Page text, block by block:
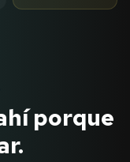
porque